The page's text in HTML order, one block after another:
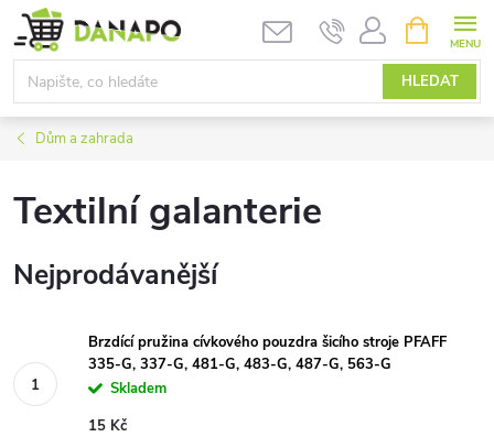
Přejít
na
obsah
HLEDAT
NÁKUPNÍ
KOŠÍK
Dům a zahrada
Textilní galanterie
Nejprodávanější
Brzdící pružina cívkového pouzdra šicího stroje PFAFF
335-G, 337-G, 481-G, 483-G, 487-G, 563-G
Skladem
15 Kč